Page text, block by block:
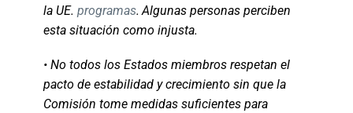
la UE. programas. Algunas personas perciben
esta situación como injusta.
• No todos los Estados miembros respetan el
pacto de estabilidad y crecimiento sin que la
Comisión tome medidas suficientes para